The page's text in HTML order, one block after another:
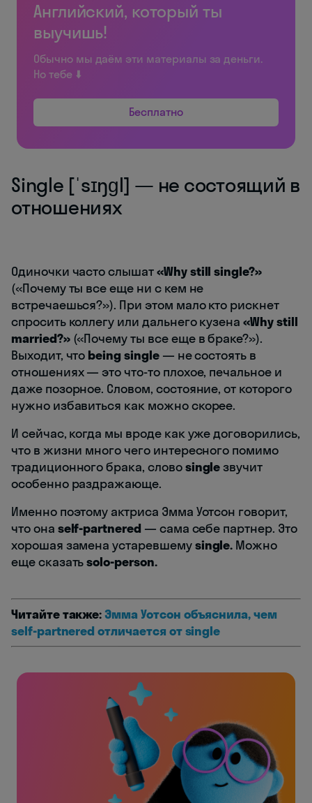
Английский, который ты
выучишь!
Обычно мы даём эти материалы за деньги.
Но тебе ⬇️
Бесплатно
Single [ˈsɪŋɡl] — не состоящий в
отношениях
Одиночки часто слышат«Why still single?»
(«Почему ты все еще ни с кем не
встречаешься?»). При этом мало кто рискнет
спросить коллегу или дальнего кузена«Why still
married?»(«Почему ты все еще в браке?»).
Выходит, что being single— не состоять в
отношениях — это что-то плохое, печальное и
даже позорное. Словом, состояние, от которого
нужно избавиться как можно скорее.
И сейчас, когда мы вроде как уже договорились,
что в жизни много чего интересного помимо
традиционного брака, словоsingleзвучит
особенно раздражающе.
Именно поэтому актриса Эмма Уотсон говорит,
что она self-partnered — сама себе партнер. Это
хорошая замена устаревшемуsingle. Можно
еще сказатьsolo-person.
Читайте также:Эмма Уотсон объяснила, чем
self-partnered отличается от single